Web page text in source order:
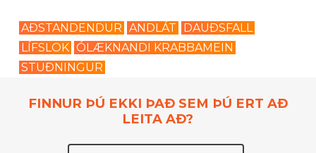
AÐSTANDENDUR ANDLÁT
DAUÐSFALL
LÍFSLOK ÓLÆKNANDI KRABBAMEIN
STUÐNINGUR
FINNUR ÞÚ EKKI ÞAÐ SEM ÞÚ ERT AÐ
LEITA AÐ?